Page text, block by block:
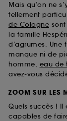
Mais qu’on ne
tellement
de Cologne
la famille
d’agrumes.
manque ni de
homme, eau de
avez-vous
ZOOM SUR LES
Quels succès !
capables de